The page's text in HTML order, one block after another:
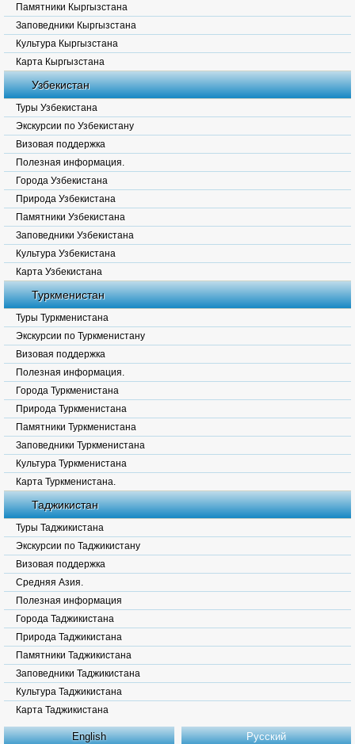
Памятники Кыргызстана
Заповедники Кыргызстана
Культура Кыргызстана
Карта Кыргызстана
Узбекистан
Туры Узбекистана
Экскурсии по Узбекистану
Визовая поддержка
Полезная информация.
Города Узбекистана
Природа Узбекистана
Памятники Узбекистана
Заповедники Узбекистана
Культура Узбекистана
Карта Узбекистана
Туркменистан
Туры Туркменистана
Экскурсии по Туркменистану
Визовая поддержка
Полезная информация.
Города Туркменистана
Природа Туркменистана
Памятники Туркменистана
Заповедники Туркменистана
Культура Туркменистана
Карта Туркменистана.
Таджикистан
Туры Таджикистана
Экскурсии по Таджикистану
Визовая поддержка
Средняя Азия.
Полезная информация
Города Таджикистана
Природа Таджикистана
Памятники Таджикистана
Заповедники Таджикистана
Культура Таджикистана
Карта Таджикистана
English Русский